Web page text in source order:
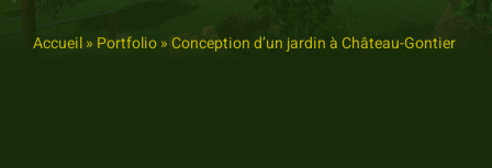
Blog
Accueil» Portfolio»Conception d’un jardin à Château-Gontier